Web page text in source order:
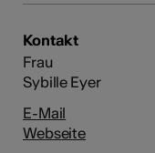
Kontakt
Frau
Sybille Eyer
E-Mail
Webseite